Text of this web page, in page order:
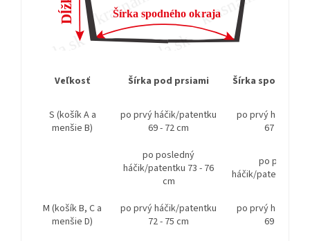
Veľkosť Šírka pod prsiami Šírka spodného
S (košík A a
menšie B)
po prvý háčik/patentku
69 - 72 cm
po prvý háčik/
67 - 70 cm
po posledný
háčik/patentku 73 - 76
cm
po posledný
háčik/patentku 70
M (košík B, C a
menšie D)
po prvý háčik/patentku
72 - 75 cm
po prvý háčik/
69 - 72 cm